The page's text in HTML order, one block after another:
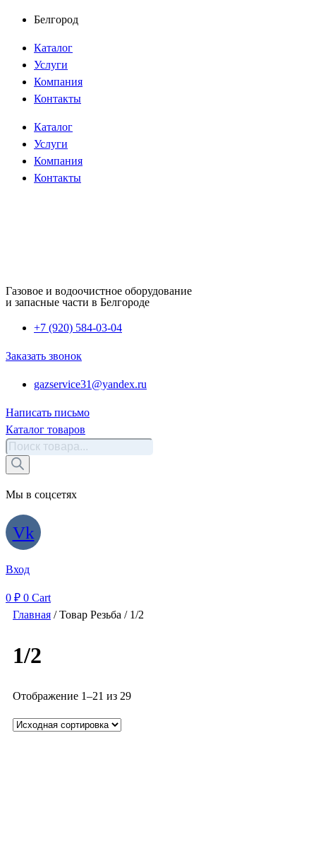
Перейти
содержимому
Белгород
Каталог
Услуги
Компания
Контакты
Каталог
Услуги
Компания
Контакты
Газовое и водоочистное оборудование
и запасные части в Белгороде
+7 (920) 584-03-04
Заказать звонок
gazservice31@yandex.ru
Написать письмо
Каталог товаров
Поиск
товаров
Мы в соцсетях
Vk
Вход
0 ₽ 0 Cart
Главная / Товар Резьба / 1/2
1/2
Отображение 1–21 из 29